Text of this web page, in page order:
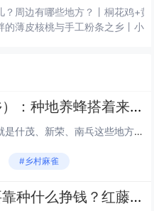
？周边有哪些地方？丨桐花鸡+
的薄皮核桃与手工粉条之乡丨小
毛位村（海南保亭毛感乡）：种地养蜂搭着来，周边呀诺达、千龙洞好逛，生活便利有快递站
毛位村在海南保亭县毛感乡，旁边就是什茂、新荣、南乓这些地方，贺茂岭的树长得密，把村子围在里头。全村大概八百来号人，分在...
#乡村麻雀
海南保亭南好村村民主要靠种什么挣钱？红藤和益智种了多少亩？作为国家森林乡村，生态环境到底怎么样？